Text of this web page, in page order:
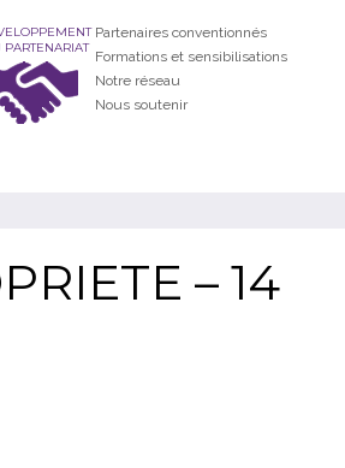
PARTENARIAT
Partenaires conventionnés
Formations et sensibilisations
Notre réseau
Nous soutenir
– 14